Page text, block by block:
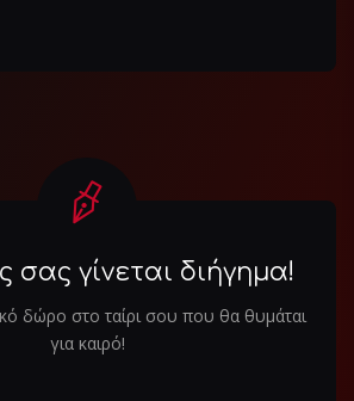
γίνεται διήγημα!
δώρο στο ταίρι σου που θα θυμάται
για καιρό!